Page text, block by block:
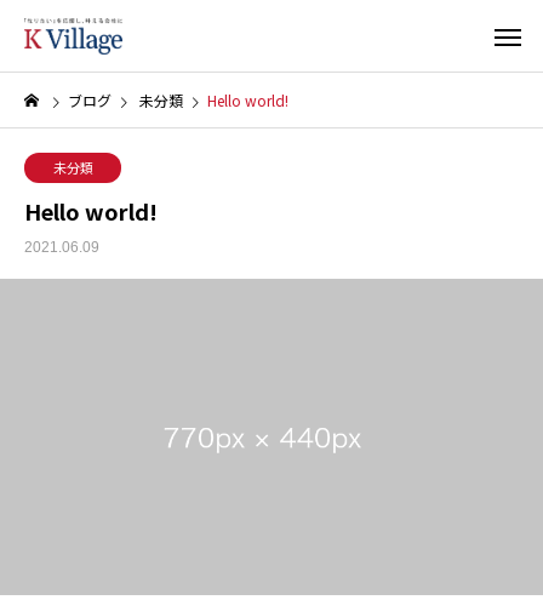
ブログ 未分類 Hello world!
未分類
Hello world!
2021.06.09